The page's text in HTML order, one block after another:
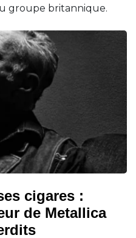
groupe britannique.
cigares :
de Metallica